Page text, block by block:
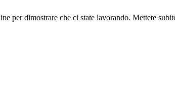
per dimostrare che ci state lavorando. Mettete